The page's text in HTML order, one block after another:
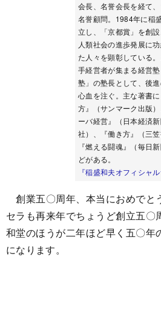
会長、名誉会長を経て
名誉顧問。1984年に稲
立し、「京都賞」を創設
人類社会の進歩発展に
た人々を顕彰している
手経営者が集まる経営
塾」の塾長として、後
心血を注ぐ。主な著書に
方』（サンマーク出版
ーバ経営』（日本経済
社）、『働き方』（三笠
『燃える闘魂』（毎日
どがある。
『稲盛和夫オフィシャル
創業五〇周年、本当におめでと
セラも再来年でちょうど創立五〇
和堂のほうが二年ほど早く五〇年
になります。